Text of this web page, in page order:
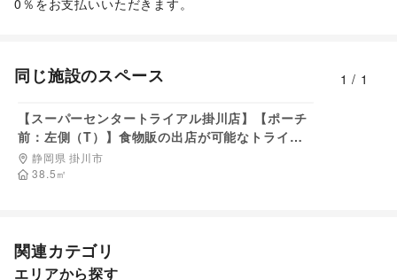
0％をお支払いいただきます。
同じ施設のスペース 1 / 1
【スーパーセンタートライアル掛川店】【ポーチ
前：左側（T）】食物販の出店が可能なトライア
ルマルシェ（キッチンカー/テント・スペース）
静岡県 掛川市
38.5㎡
関連カテゴリ
エリアから探す